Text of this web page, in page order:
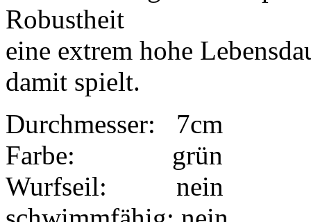
Robustheit
eine extrem hohe
damit spielt.
Durchmesser: 7cm
Farbe: grün
Wurfseil: nein